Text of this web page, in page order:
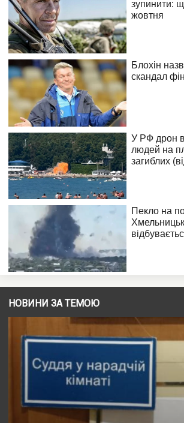
НОВИНИ ЗА ТЕМОЮ